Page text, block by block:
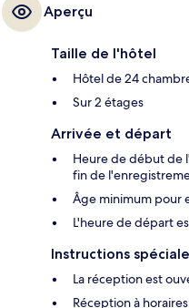
Aperçu
Taille de l'hôtel
Hôtel de 24
Sur 2 étages
Arrivée et départ
Heure de début de
fin de
Âge minimum pour
L'heure de départ
Instructions
La réception est
Réception à